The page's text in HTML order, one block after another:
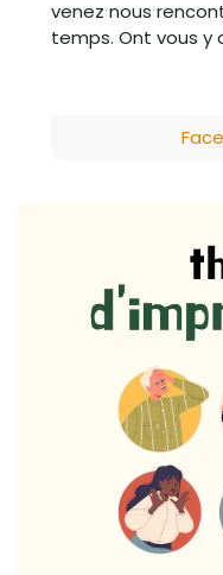
venez nous
temps. Ont vous y